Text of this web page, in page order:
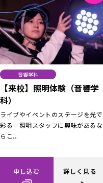
音響学科
【来校】照明体験（音響学
科）
ライブやイベントのステージを光で
彩る＝照明スタッフに興味があるな
らこ...
申し込む 詳しく見る